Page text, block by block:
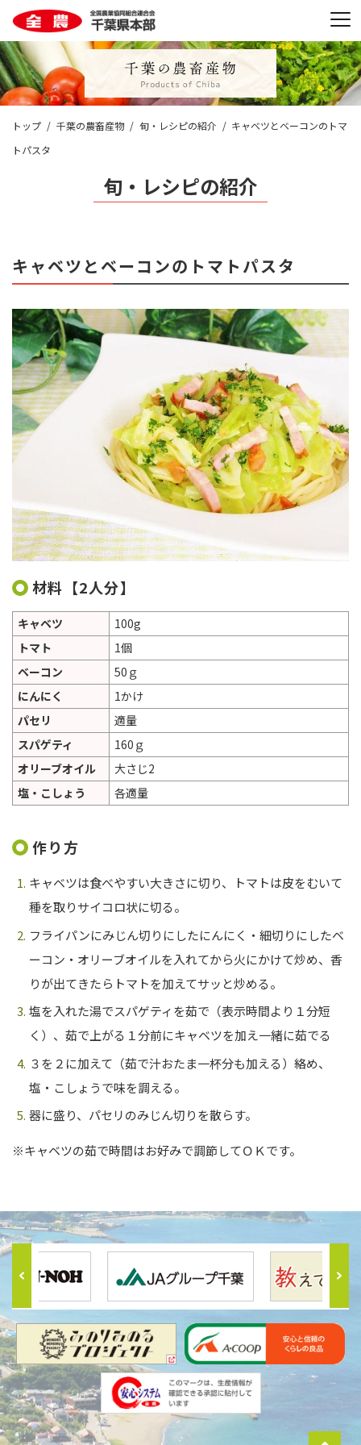
トップ 千葉の農畜産物 旬・レシピの紹介
キャベツとベーコンのトマ
トパスタ
旬・レシピの紹介
キャベツとベーコンのトマトパスタ
材料【2人分】
キャベツ
100g
トマト
1個
ベーコン
50ｇ
にんにく
1かけ
パセリ
適量
スパゲティ
160ｇ
オリーブオイル
大さじ2
塩・こしょう
各適量
作り方
キャベツは食べやすい大きさに切り、トマトは皮をむいて
種を取りサイコロ状に切る。
フライパンにみじん切りにしたにんにく・細切りにしたベ
ーコン・オリーブオイルを入れてから火にかけて炒め、香
りが出てきたらトマトを加えてサッと炒める。
塩を入れた湯でスパゲティを茹で（表示時間より１分短
く）、茹で上がる１分前にキャベツを加え一緒に茹でる
３を２に加えて（茹で汁おたま一杯分も加える）絡め、
塩・こしょうで味を調える。
器に盛り、パセリのみじん切りを散らす。
※キャベツの茹で時間はお好みで調節してＯＫです。